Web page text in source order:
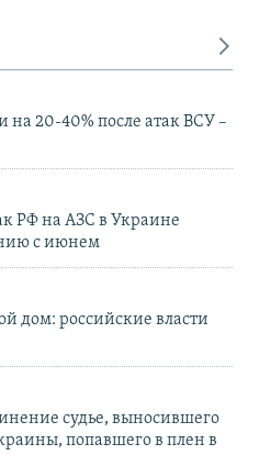
20-40% после атак ВСУ –
РФ на АЗС в Украине
с июнем
дом: российские власти
судье, выносившего
попавшего в плен в